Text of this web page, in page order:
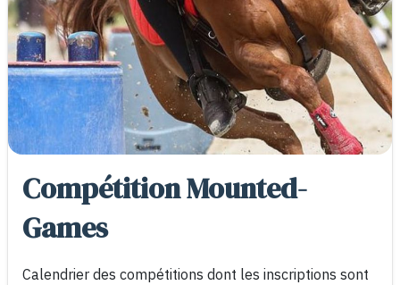
Compétition Mounted-
Games
Calendrier des compétitions dont les inscriptions sont